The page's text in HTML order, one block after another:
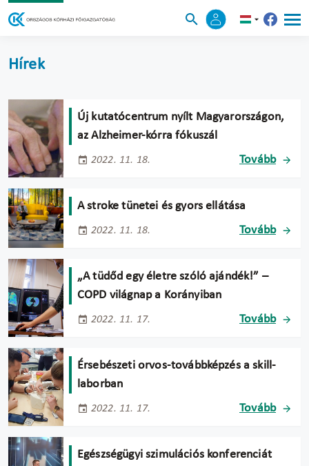
Hírek
Új kutatócentrum nyílt Magyarországon,
az Alzheimer-kórra fókuszál
2022. 11. 18. Tovább
A stroke tünetei és gyors ellátása
2022. 11. 18. Tovább
„A tüdőd egy életre szóló ajándék!” –
COPD világnap a Korányiban
2022. 11. 17. Tovább
Érsebészeti orvos-továbbképzés a skill-
laborban
2022. 11. 17. Tovább
Egészségügyi szimulációs konferenciát